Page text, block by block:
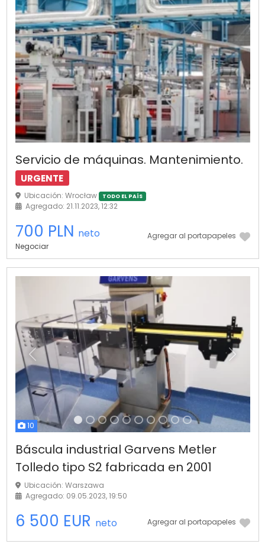
Servicio de máquinas. Mantenimiento.
URGENTE
Ubicación: Wrocław TODO EL PAÍS
Agregado: 21.11.2023, 12:32
700 PLN neto
Negociar
Agregar al portapapeles
10
Anterior Próximo
Báscula industrial Garvens Metler
Tolledo tipo S2 fabricada en 2001
Ubicación: Warszawa
Agregado: 09.05.2023, 19:50
6 500 EUR neto Agregar al portapapeles